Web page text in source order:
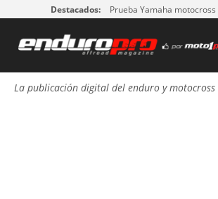
Destacados: Prueba Yamaha motocross
La publicación digital del enduro y motocross